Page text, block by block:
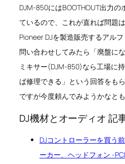
DJM-850にはBOOTHOUT出力
ているので、これが直れば問題
Pioneer DJを製造販売するアル
問い合わせしてみたら「廃盤に
ミキサー(DJM-850)なら工場に
ば修理できる」という回答をも
ですが今度頼んでみようかなと
DJ機材とオーディオ 記
DJコントローラーを買う
ーカー、ヘッドフォン -